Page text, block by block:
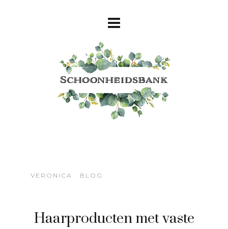
VERONICA BLOG
Haarproducten met vaste